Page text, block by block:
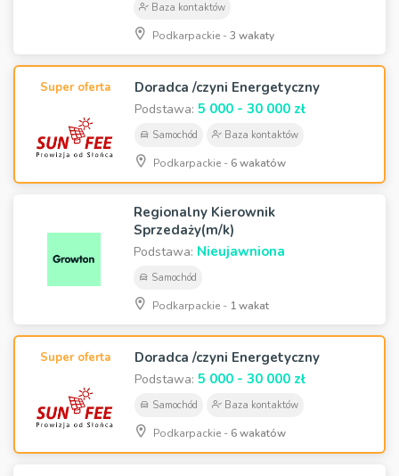
Baza kontaktów
Podkarpackie -3 wakaty
Super oferta Doradca /czyni Energetyczny
Podstawa: 5 000 - 30 000 zł
Samochód Baza kontaktów
Podkarpackie - 6 wakatów
Regionalny Kierownik
Sprzedaży(m/k)
Podstawa: Nieujawniona
Samochód
Podkarpackie - 1 wakat
Super oferta Doradca /czyni Energetyczny
Podstawa: 5 000 - 30 000 zł
Samochód Baza kontaktów
Podkarpackie - 6 wakatów